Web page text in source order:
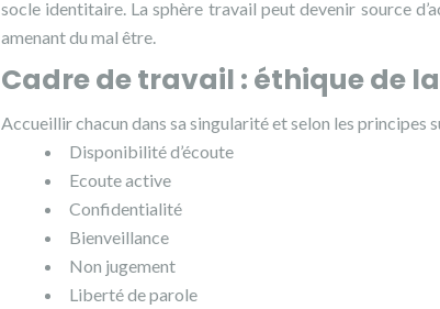
socle identitaire. La sphère travail peut devenir source
amenant du mal être.
Cadre de travail : éthique de
Accueillir chacun dans sa singularité et selon les principes
Disponibilité d’écoute
Ecoute active
Confidentialité
Bienveillance
Non jugement
Liberté de parole